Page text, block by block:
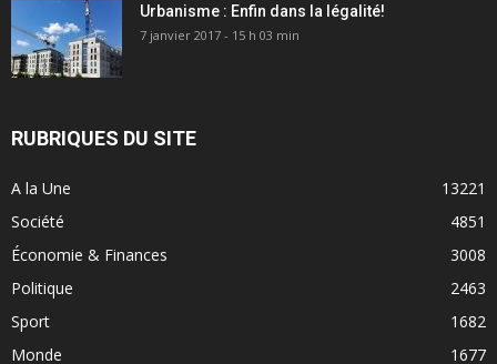
Urbanisme : Enfin dans la légalité!
7 janvier 2017 - 15 h 03 min
RUBRIQUES DU SITE
A la Une
13221
Société
4851
Économie & Finances
3008
Politique
2463
Sport
1682
Monde
1677